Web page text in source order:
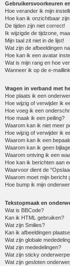
Gebruikersvoorkeuren
Hoe verander ik mijn
Hoe kan ik onzichtbaar
De tijden zijn niet correct!
Ik wijzigde de tijdzone,
Mijn taal zit niet in de lijst!
Wat zijn de afbeeldingen
Hoe kan ik een avatar
Wat is mijn rang en hoe
Wanneer ik op de e-
Vragen in verband met
Hoe plaats ik een
Hoe wijzig of verwijder ik
Hoe voeg ik een
Hoe maak ik een peiling?
Waarom kan ik niet meer
Hoe wijzig of verwijder ik
Waarom kan ik een
Waarom kan ik geen
Waarom ontving ik een
Hoe kan ik berichten aan
Waarvoor dient de
Waarom moet mijn bericht
Hoe bump ik mijn
Tekstopmaak en
Wat is BBCode?
Kan ik HTML gebruiken?
Wat zijn Smilies?
Kan ik afbeeldingen
Wat zijn globale
Wat zijn mededelingen?
Wat zijn sticky
Wat zijn gesloten